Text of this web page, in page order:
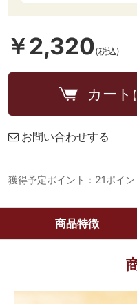
￥2,320(税込)
カート
お問い合わせする
獲得予定ポイント：21ポイン
商品特徴